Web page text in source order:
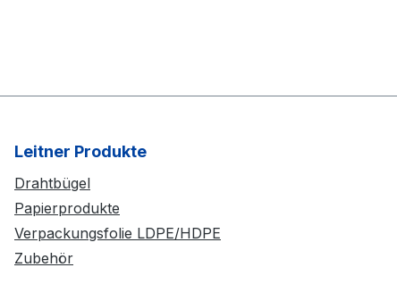
Leitner Produkte
Drahtbügel
Papierprodukte
Verpackungsfolie LDPE/HDPE
Zubehör